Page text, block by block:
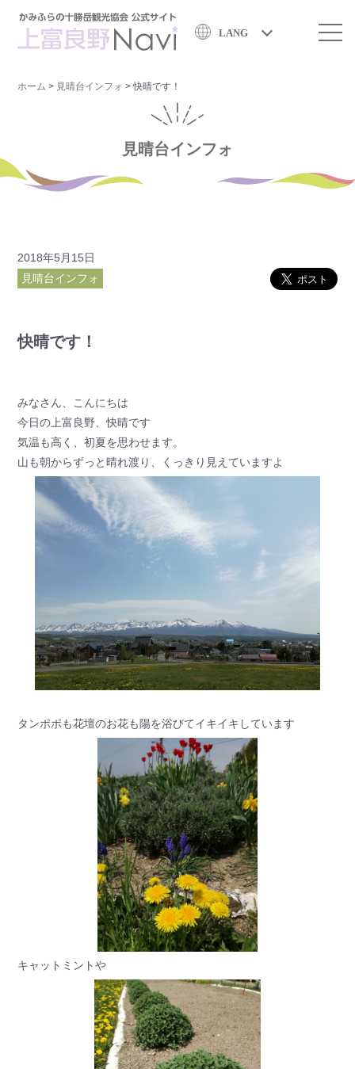
LANG
ホーム > 見晴台インフォ >快晴です！
見晴台インフォ
2018年5月15日
見晴台インフォ
快晴です！
みなさん、こんにちは
今日の上富良野、快晴です
気温も高く、初夏を思わせます。
山も朝からずっと晴れ渡り、くっきり見えていますよ
タンポポも花壇のお花も陽を浴びてイキイキしています
キャットミントや